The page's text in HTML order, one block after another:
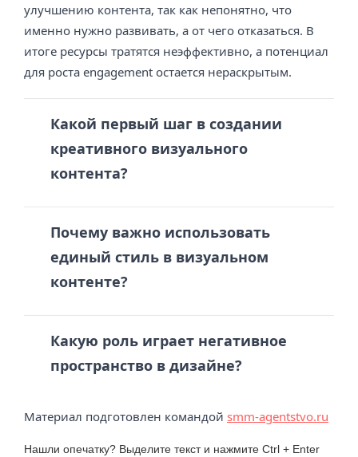
улучшению контента, так как непонятно, что
именно нужно развивать, а от чего отказаться. В
итоге ресурсы тратятся неэффективно, а потенциал
для роста engagement остается нераскрытым.
Какой первый шаг в создании
креативного визуального
контента?
Почему важно использовать
единый стиль в визуальном
контенте?
Какую роль играет негативное
пространство в дизайне?
Материал подготовлен командой smm-agentstvo.ru
Нашли опечатку? Выделите текст и нажмите Ctrl + Enter